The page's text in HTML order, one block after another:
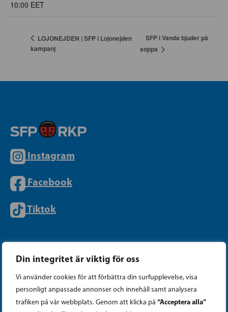
Din integritet är viktig för oss
Vi använder cookies för att förbättra din surfupplevelse, visa
personligt anpassade annonser och innehåll samt analysera
trafiken på vår webbplats. Genom att klicka på “Acceptera alla”
10:00 EET
LOJONEJDEN | SFP i Lojonejden
kampanj
SFP i Vanda bjuder på
soppa
Instagram
Facebook
Tiktok
Telefon (09) 693 070
PB 430, 00101 Helsingfors